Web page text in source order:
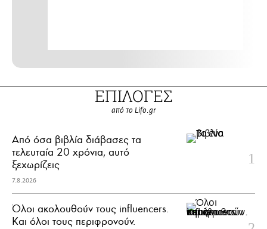
ΕΠΙΛΟΓΕΣ
από το Lifo.gr
Από όσα βιβλία διάβασες τα
τελευταία 20 χρόνια, αυτό
ξεχωρίζεις
7.8.2026
Όλοι ακολουθούν τους influencers.
Και όλοι τους περιφρονούν.